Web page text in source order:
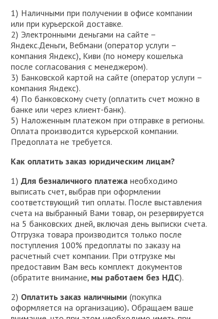
1) Наличными при получении в офисе компании
или при курьерской доставке.
2) Электронными деньгами на сайте –
Яндекс.Деньги, Вебмани (оператор услуги –
компания Яндекс), Киви (по номеру кошелька
после согласования с менеджером).
3) Банковской картой на сайте (оператор услуги –
компания Яндекс).
4) По банковскому счету (оплатить счет можно в
банке или через клиент-банк).
5) Наложенным платежом при отправке в регионы.
Оплата производится курьерской компании.
Предоплата не требуется.
Как оплатить заказ юридическим лицам?
1)Для безналичного платежа необходимо
выписать счет, выбрав при оформлении
соответствующий тип оплаты. После выставления
счета на выбранный Вами товар, он резервируется
на 5 банковских дней, включая день выписки счета.
Отгрузка товара производится только после
поступления 100% предоплаты по заказу на
расчетный счет компании. При отгрузке мы
предоставим Вам весь комплект документов
(обратите внимание, мы работаем без НДС).
2) Оплатить заказ наличными (покупка
оформляется на организацию). Обращаем ваше